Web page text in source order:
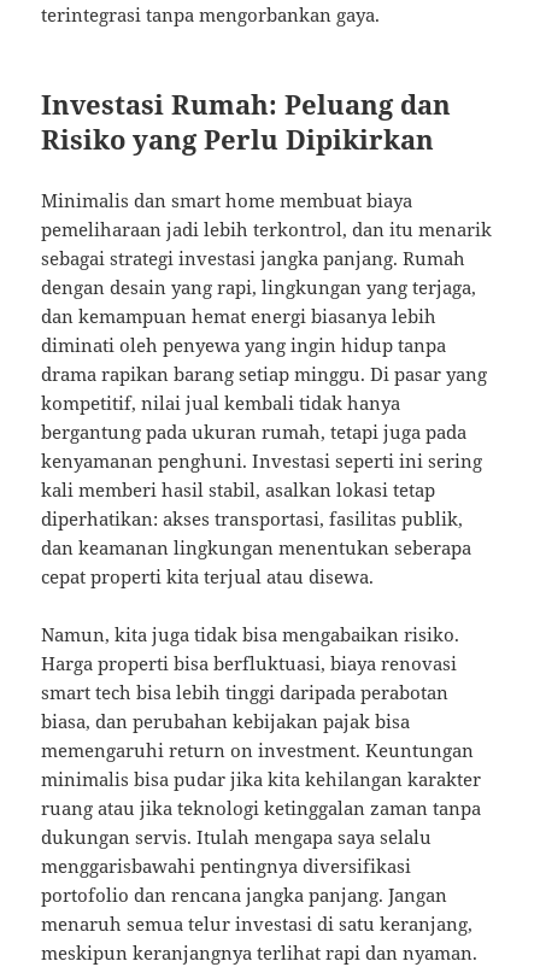
terintegrasi tanpa mengorbankan gaya.
Investasi Rumah: Peluang dan
Risiko yang Perlu Dipikirkan
Minimalis dan smart home membuat biaya
pemeliharaan jadi lebih terkontrol, dan itu menarik
sebagai strategi investasi jangka panjang. Rumah
dengan desain yang rapi, lingkungan yang terjaga,
dan kemampuan hemat energi biasanya lebih
diminati oleh penyewa yang ingin hidup tanpa
drama rapikan barang setiap minggu. Di pasar yang
kompetitif, nilai jual kembali tidak hanya
bergantung pada ukuran rumah, tetapi juga pada
kenyamanan penghuni. Investasi seperti ini sering
kali memberi hasil stabil, asalkan lokasi tetap
diperhatikan: akses transportasi, fasilitas publik,
dan keamanan lingkungan menentukan seberapa
cepat properti kita terjual atau disewa.
Namun, kita juga tidak bisa mengabaikan risiko.
Harga properti bisa berfluktuasi, biaya renovasi
smart tech bisa lebih tinggi daripada perabotan
biasa, dan perubahan kebijakan pajak bisa
memengaruhi return on investment. Keuntungan
minimalis bisa pudar jika kita kehilangan karakter
ruang atau jika teknologi ketinggalan zaman tanpa
dukungan servis. Itulah mengapa saya selalu
menggarisbawahi pentingnya diversifikasi
portofolio dan rencana jangka panjang. Jangan
menaruh semua telur investasi di satu keranjang,
meskipun keranjangnya terlihat rapi dan nyaman.